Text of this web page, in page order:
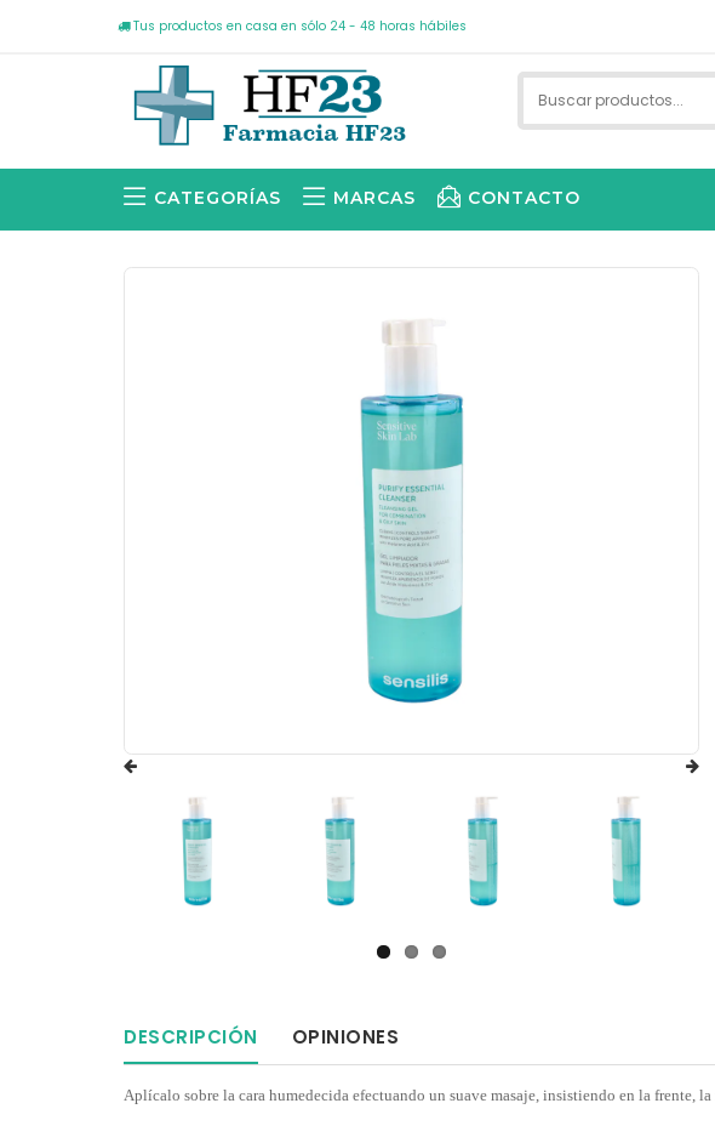
Tus productos en casa en sólo 24 - 48 horas hábiles
CATEGORÍAS MARCAS CONTACTO
DESCRIPCIÓN OPINIONES
Aplícalo sobre la cara humedecida efectuando un suave masaje, insistiendo en la frente,